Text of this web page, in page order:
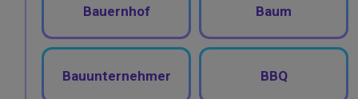
Bauernhof Baum
Bauunternehmer BBQ